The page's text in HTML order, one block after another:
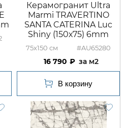
Керамогранит Ultra
Marmi TRAVERTINO
SANTA CATERINA Luc
Shiny (150х75) 6mm
75x150 #AU65280
16 790 м2